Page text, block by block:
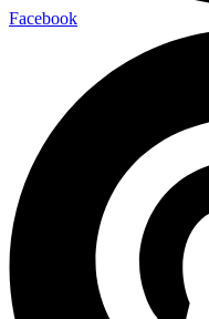
Facebook